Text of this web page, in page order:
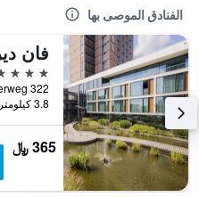
الفنادق الموصى بها
4 نجوم
3.8 كيلومتر عن وسط المدينة
365 ﷼